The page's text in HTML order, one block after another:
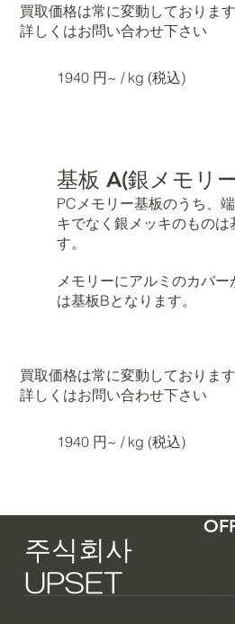
買取価格は常に変動しております
詳しくはお問い合わせ下さい
1940 円~ / kg (税込)
基板 A(銀メモリ
買取価格は常に変動しております
詳しくはお問い合わせ下さい
1940 円~ / kg (税込)
PCメモリー基板のうち、
キでなく銀メッキのものは
す。
メモリーにアルミのカバ
は基板Bとなります。
​주식회사
UPSET